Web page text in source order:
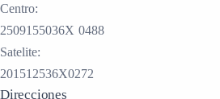
Centro:
2509155036X 0488
Satelite:
201512536X0272
Direcciones